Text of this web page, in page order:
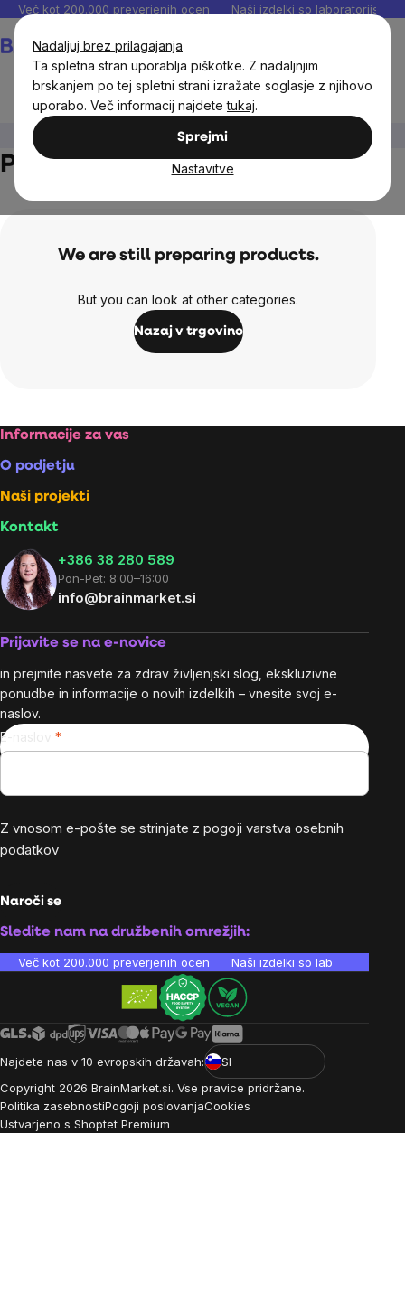
Nadaljuj brez prilagajanja
Ta spletna stran uporablja piškotke. Z nadaljnjim
brskanjem po tej spletni strani izražate soglasje z njihovo
uporabo. Več informacij najdetetukaj.
Sprejmi
Nastavitve
Preskoči
vsebino
Več kot 200.000 preverjenih ocen Naši izdelki so laboratorijsko
Prebiotiki
Prebiotiki - preusmeritev
We are still preparing products.
But you can look at other categories.
Nazaj v trgovino
Footer
Informacije za vas
O podjetju
Naši projekti
Kontakt
+386 38 280 589
Pon-Pet: 8:00–16:00
info@brainmarket.si
Prijavite se na e-novice
in prejmite nasvete za zdrav življenjski slog, ekskluzivne
ponudbe in informacije o novih izdelkih – vnesite svoj e-
naslov.
E-naslov
Z vnosom e-pošte se strinjate z pogoji varstva osebnih
podatkov
Naroči se
Sledite nam na družbenih omrežjih:
Več kot 200.000 preverjenih ocen Naši izdelki so laboratorijsko
Najdete nas v 10 evropskih državah:
SI
Copyright 2026 BrainMarket.si. Vse pravice pridržane.
Politika zasebnostiPogoji poslovanjaCookies
Ustvarjeno s Shoptet Premium